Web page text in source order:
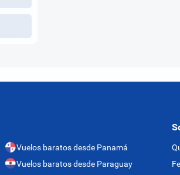
Vuelos baratos desde Panamá
Vuelos baratos desde Paraguay